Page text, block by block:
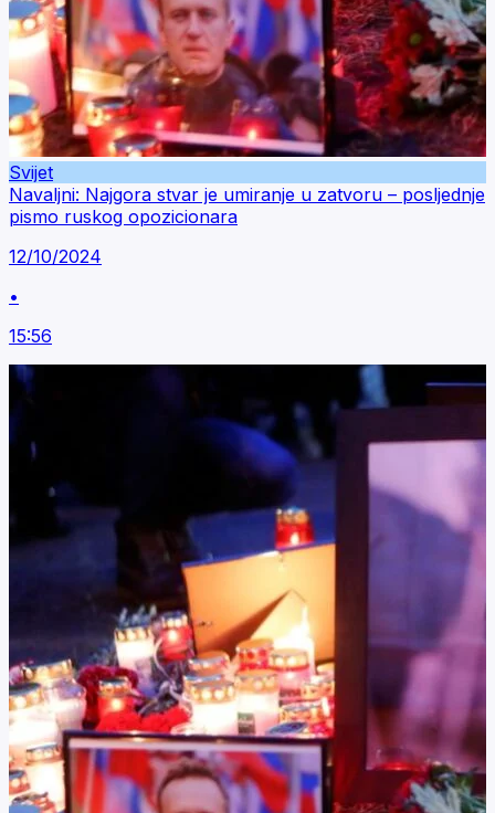
Svijet
Navaljni: Najgora stvar je umiranje u zatvoru – posljednje
pismo ruskog opozicionara
12/10/2024
•
15:56